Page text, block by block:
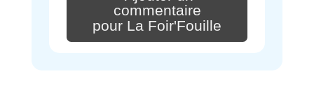
commentaire
pour La Foir'Fouille